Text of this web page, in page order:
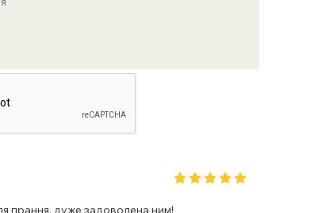
прання, дуже задоволена ним!